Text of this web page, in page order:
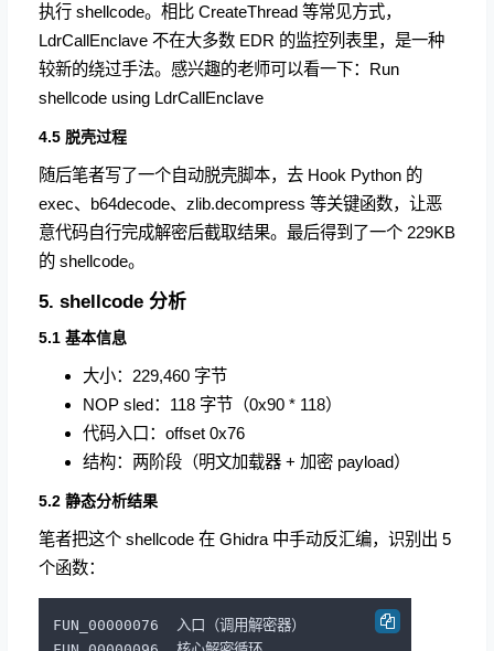
执行 shellcode。相比 CreateThread 等常见方式，
LdrCallEnclave 不在大多数 EDR 的监控列表里，是一种
较新的绕过手法。感兴趣的老师可以看一下：Run
shellcode using LdrCallEnclave
4.5 脱壳过程
随后笔者写了一个自动脱壳脚本，去 Hook Python 的
exec、b64decode、zlib.decompress 等关键函数，让恶
意代码自行完成解密后截取结果。最后得到了一个 229KB
的 shellcode。
5. shellcode 分析
5.1 基本信息
大小：229,460 字节
NOP sled：118 字节（0x90 * 118）
代码入口：offset 0x76
结构：两阶段（明文加载器 + 加密 payload）
5.2 静态分析结果
笔者把这个 shellcode 在 Ghidra 中手动反汇编，识别出 5
个函数：
FUN_00000076  入口（调用解密器）